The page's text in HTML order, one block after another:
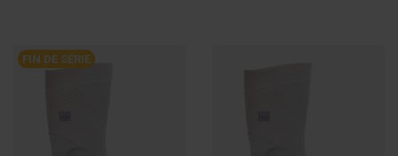
FIN DE SÉRIE